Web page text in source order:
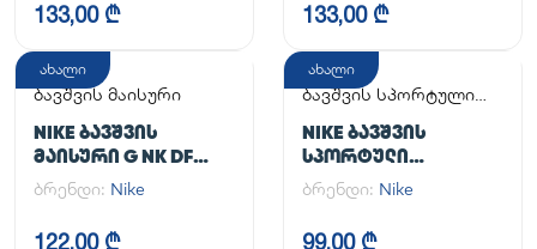
133,00 ₾ 133,00 ₾
ახალი
ბავშვის მაისური
NIKE ᲑᲐᲕᲨᲕᲘᲡ
ᲛᲐᲘᲡᲣᲠᲘ G NK DF
ONE SS TOP
ბრენდი: Nike
122,00 ₾
ახალი
ბავშვის სპორტული
NIKE ᲑᲐᲕᲨᲕᲘᲡ
ᲡᲞᲝᲠᲢᲣᲚᲘ
ᲙᲝᲛᲞᲚᲔᲥᲢᲘ
ბრენდი: Nike
99,00 ₾